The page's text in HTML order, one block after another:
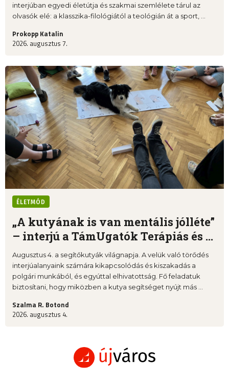
interjúban egyedi életútja és szakmai szemlélete tárul az
olvasók elé: a klasszika-filológiától a teológián át a sport, ...
Prokopp Katalin
2026. augusztus 7.
ÉLETMÓD
„A kutyának is van mentális jólléte”
– interjú a TámUgatók Terápiás és ...
Augusztus 4. a segítőkutyák világnapja. A velük való törődés
interjúalanyaink számára kikapcsolódás és kiszakadás a
polgári munkából, és egyúttal elhivatottság. Fő feladatuk
biztosítani, hogy miközben a kutya segítséget nyújt más ...
Szalma R. Botond
2026. augusztus 4.